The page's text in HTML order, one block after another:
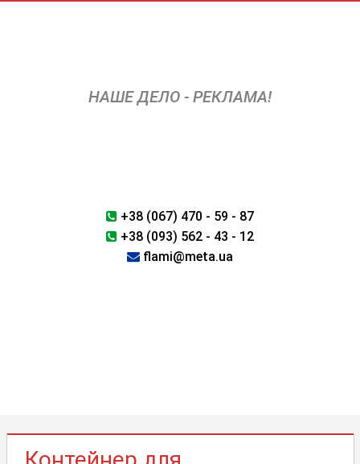
НАШЕ ДЕЛО - РЕКЛАМА!
+38 (067) 470 - 59 - 87
+38 (093) 562 - 43 - 12
flami@meta.ua